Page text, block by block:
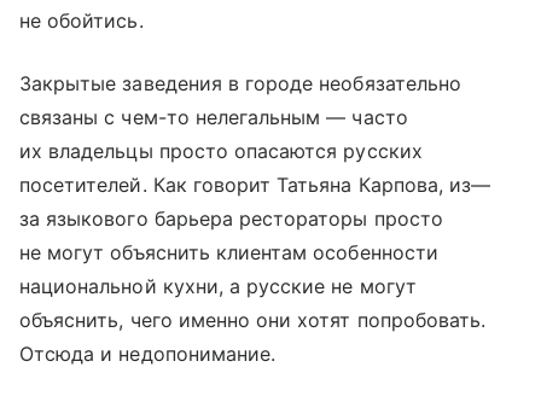
не обойтись.
Закрытые заведения в городе необязательно
связаны с чем-то нелегальным — часто
их владельцы просто опасаются русских
посетителей. Как говорит Татьяна Карпова, из—
за языкового барьера рестораторы просто
не могут объяснить клиентам особенности
национальной кухни, а русские не могут
объяснить, чего именно они хотят попробовать.
Отсюда и недопонимание.